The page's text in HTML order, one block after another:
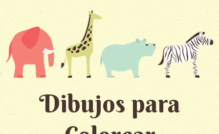
Dibujos para